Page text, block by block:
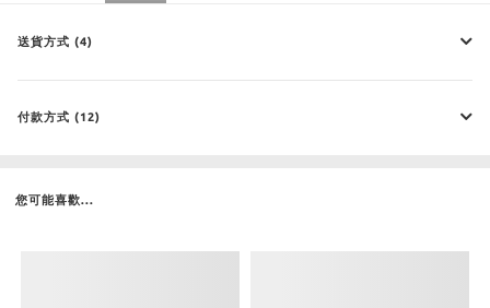
送貨方式 (4)
付款方式 (12)
您可能喜歡...